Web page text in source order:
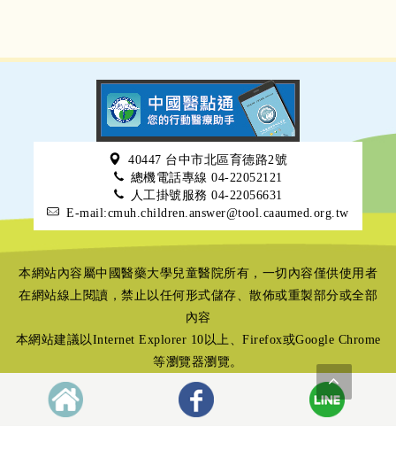
40447 台中市北區育德路2號
總機電話專線 04-22052121
人工掛號服務 04-22056631
E-mail:cmuh.children.answer@tool.caaumed.org.tw
本網站內容屬中國醫藥大學兒童醫院所有，一切內容僅供使用者
在網站線上閱讀，禁止以任何形式儲存、散佈或重製部分或全部
內容
本網站建議以Internet Explorer 10以上、Firefox或Google Chrome
等瀏覽器瀏覽。